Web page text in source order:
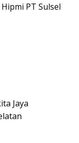
PT Sulsel
Jaya